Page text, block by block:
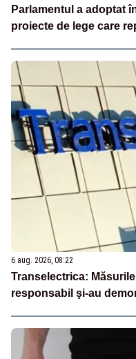
Parlamentul a adoptat
proiecte de lege care
6 aug. 2026, 08:22
Transelectrica:
responsabil şi-au